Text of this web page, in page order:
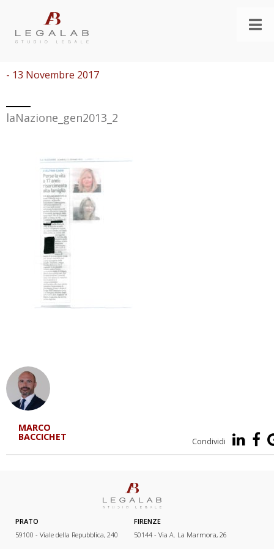
- 13 Novembre 2017
laNazione_gen2013_2
MARCO
BACCICHET Condividi
PRATO
59100 - Viale della Repubblica, 240
FIRENZE
50144 - Via A. La Marmora, 26